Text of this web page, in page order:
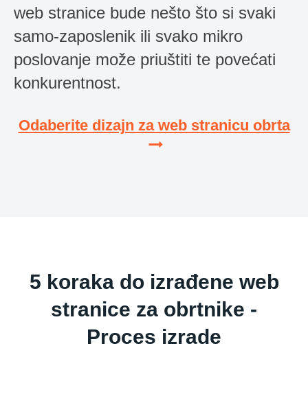
web stranice bude nešto što si svaki
samo-zaposlenik ili svako mikro
poslovanje može priuštiti te povećati
konkurentnost.
Odaberite dizajn za web stranicu obrta
5 koraka do izrađene web
stranice za obrtnike -
Proces izrade